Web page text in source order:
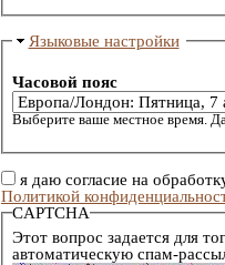
Языковые настройки
Часовой пояс
Выберите ваше местное время.
я даю согласие на
Политикой
CAPTCHA
Этот вопрос задается для
автоматическую спам-